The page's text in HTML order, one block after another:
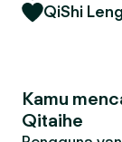
QiShi
Kamu
Qitaihe